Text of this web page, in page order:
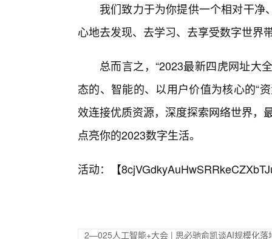
我们致力于为你提供一个相对干
心地去发现、去学习、去享受数字世界
总而言之，“2023最新四虎网址大
态的、智能的、以用户价值为核心的“
效连接优质资源，深度探索网络世界，
点亮你的2023数字生活。
活动：【
2—025人工智能+大会 | 思必驰俞凯谈AI规模化落